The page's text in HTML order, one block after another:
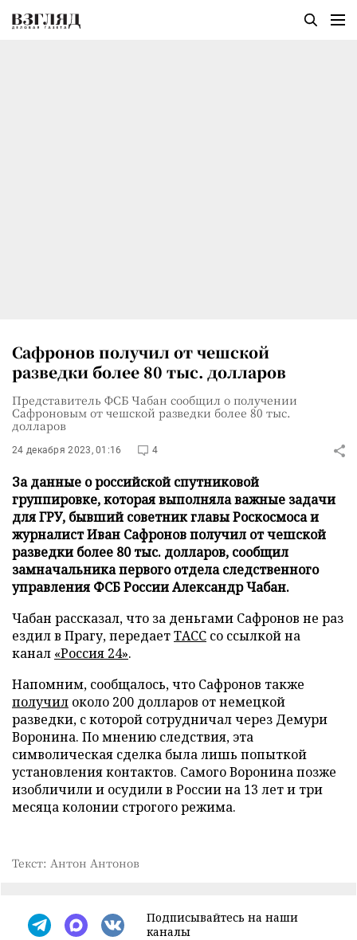
Сафронов получил от чешской
разведки более 80 тыс. долларов
Представитель ФСБ Чабан сообщил о получении
Сафроновым от чешской разведки более 80 тыс.
долларов
24 декабря 2023, 01:16 4
За данные о российской спутниковой
группировке, которая выполняла важные задачи
для ГРУ, бывший советник главы Роскосмоса и
журналист Иван Сафронов получил от чешской
разведки более 80 тыс. долларов, сообщил
замначальника первого отдела следственного
управления ФСБ России Александр Чабан.
Чабан рассказал, что за деньгами Сафронов не раз
ездил в Прагу, передаетТАСС со ссылкой на
канал «Россия 24».
Напомним, сообщалось, что Сафронов также
получил около 200 долларов от немецкой
разведки, с которой сотрудничал через Демури
Воронина. По мнению следствия, эта
символическая сделка была лишь попыткой
установления контактов. Самого Воронина позже
изобличили и осудили в России на 13 лет и три
месяца колонии строгого режима.
Текст: Антон Антонов
Подписывайтесь на наши
каналы